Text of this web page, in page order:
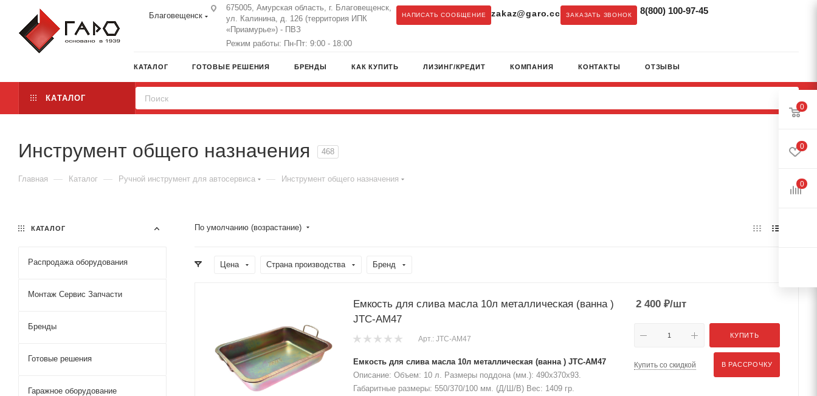
Благовещенск
675005, Амурская область, г. Благовещенск,
ул. Калинина, д. 126 (территория ИПК
«Приамурье») - ПВЗ
Режим работы: Пн-Пт: 9:00 - 18:00
НАПИСАТЬ СООБЩЕНИЕ zakaz@garo.cc ЗАКАЗАТЬ ЗВОНОК 8(800) 100-97-45
КАТАЛОГ ГОТОВЫЕ РЕШЕНИЯ БРЕНДЫ КАК КУПИТЬ ЛИЗИНГ/КРЕДИТ КОМПАНИЯ КОНТАКТЫ ОТЗЫВЫ
КАТАЛОГ
Инструмент общего назначения 468
Главная — Каталог — Ручной инструмент для автосервиса — Инструмент общего назначения
По умолчанию (возрастание)
Цена Страна производства Бренд
Емкость для слива масла 10л металлическая (ванна )
JTC-AM47
Арт.: JTC-AM47
Емкость для слива масла 10л металлическая (ванна ) JTC-AM47
Описание: Объем: 10 л. Размеры поддона (мм.): 490х370х93.
Габаритные размеры: 550/370/100 мм. (Д/Ш/В) Вес: 1409 гр.
2 400 ₽/шт
КУПИТЬ
Купить со скидкой В РАССРОЧКУ
КАТАЛОГ
Распродажа оборудования
Монтаж Сервис Запчасти
Бренды
Готовые решения
Гаражное оборудование
0
0
0